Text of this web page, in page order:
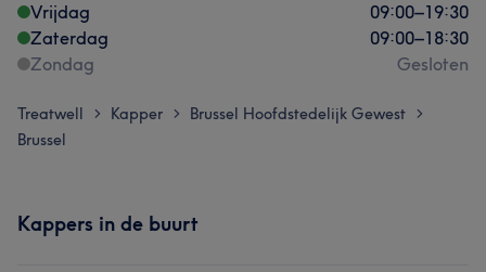
Vrijdag
09:00–19:30
Zaterdag
09:00–18:30
Zondag
Gesloten
Treatwell > Kapper > Brussel Hoofdstedelijk Gewest >
Brussel
Kappers in de buurt